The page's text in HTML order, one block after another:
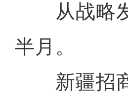
从战略发
半月。
新疆招商